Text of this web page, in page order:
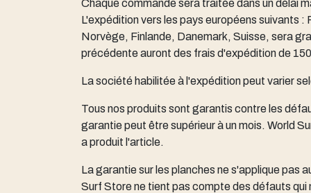
Chaque commande sera traitée dans un délai
L'expédition vers les pays européens
Norvège, Finlande, Danemark, Suisse, sera
précédente auront des frais d'expédition de
La société habilitée à l'expédition peut varier
Tous nos produits sont garantis contre les
garantie peut être supérieur à un mois. World
a produit l'article.
La garantie sur les planches ne s'applique pas
Surf Store ne tient pas compte des défauts qui